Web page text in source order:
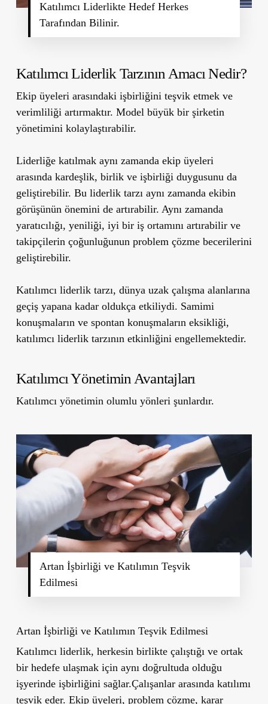
Katılımcı Liderlikte Hedef Herkes
Tarafından Bilinir.
Katılımcı Liderlik Tarzının Amacı Nedir?
Ekip üyeleri arasındaki işbirliğini teşvik etmek ve
verimliliği artırmaktır. Model büyük bir şirketin
yönetimini kolaylaştırabilir.
Liderliğe katılmak aynı zamanda ekip üyeleri
arasında kardeşlik, birlik ve işbirliği duygusunu da
geliştirebilir. Bu liderlik tarzı aynı zamanda ekibin
görüşünün önemini de artırabilir. Aynı zamanda
yaratıcılığı, yeniliği, iyi bir iş ortamını artırabilir ve
takipçilerin çoğunluğunun problem çözme becerilerini
geliştirebilir.
Katılımcı liderlik tarzı, dünya uzak çalışma alanlarına
geçiş yapana kadar oldukça etkiliydi. Samimi
konuşmaların ve spontan konuşmaların eksikliği,
katılımcı liderlik tarzının etkinliğini engellemektedir.
Katılımcı Yönetimin Avantajları
Katılımcı yönetimin olumlu yönleri şunlardır.
Artan İşbirliği ve Katılımın Teşvik
Edilmesi
Artan İşbirliği ve Katılımın Teşvik Edilmesi
Katılımcı liderlik, herkesin birlikte çalıştığı ve ortak
bir hedefe ulaşmak için aynı doğrultuda olduğu
işyerinde işbirliğini sağlar.Çalışanlar arasında katılımı
teşvik eder. Ekip üyeleri, problem çözme, karar